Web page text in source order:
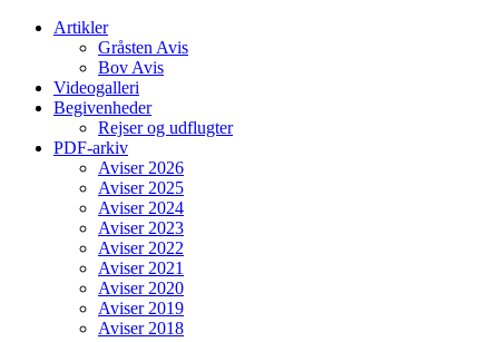
Artikler
Gråsten Avis
Bov Avis
Videogalleri
Begivenheder
Rejser og udflugter
PDF-arkiv
Aviser 2026
Aviser 2025
Aviser 2024
Aviser 2023
Aviser 2022
Aviser 2021
Aviser 2020
Aviser 2019
Aviser 2018